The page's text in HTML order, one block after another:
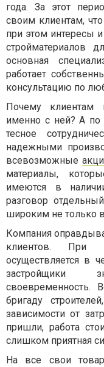
года. За этот
своим клиентам,
при этом интересы
стройматериалов
основная
работает
консультацию по
Почему клиентам
именно с ней? А по
тесное
надежными
всевозможные
материалы,
имеются в
разговор
широким не только
Компания
клиентов. При
осуществляется в
застройщики
своевременность.
бригаду
зависимости от
пришли, работа
слишком приятная
На все свои